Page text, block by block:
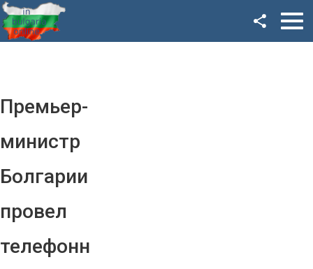
Премьер-
министр
Болгарии
провел
телефонн